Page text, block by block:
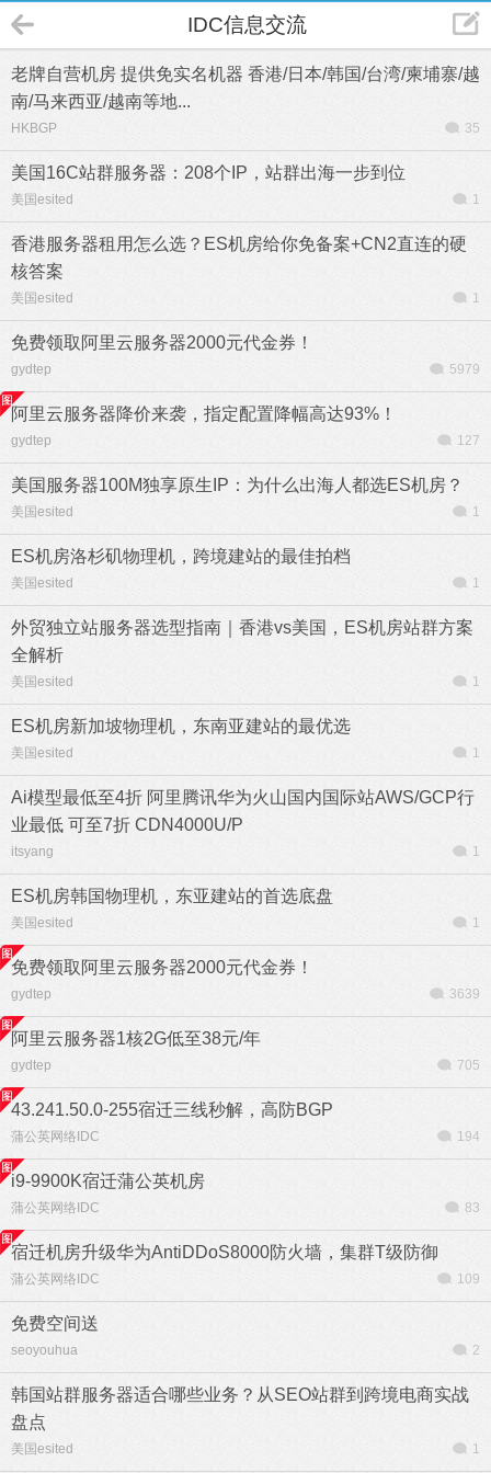
IDC信息交流
老牌自营机房 提供免实名机器 香港/日本/韩国/台湾/柬埔寨/越
南/马来西亚/越南等地...
HKBGP 35
美国16C站群服务器：208个IP，站群出海一步到位
美国esited 1
香港服务器租用怎么选？ES机房给你免备案+CN2直连的硬
核答案
美国esited 1
免费领取阿里云服务器2000元代金券！
gydtep 5979
阿里云服务器降价来袭，指定配置降幅高达93%！
gydtep 127
美国服务器100M独享原生IP：为什么出海人都选ES机房？
美国esited 1
ES机房洛杉矶物理机，跨境建站的最佳拍档
美国esited 1
外贸独立站服务器选型指南｜香港vs美国，ES机房站群方案
全解析
美国esited 1
ES机房新加坡物理机，东南亚建站的最优选
美国esited 1
Ai模型最低至4折 阿里腾讯华为火山国内国际站AWS/GCP行
业最低 可至7折 CDN4000U/P
itsyang 1
ES机房韩国物理机，东亚建站的首选底盘
美国esited 1
免费领取阿里云服务器2000元代金券！
gydtep 3639
阿里云服务器1核2G低至38元/年
gydtep 705
43.241.50.0-255宿迁三线秒解，高防BGP
蒲公英网络IDC 194
i9-9900K宿迁蒲公英机房
蒲公英网络IDC 83
宿迁机房升级华为AntiDDoS8000防火墙，集群T级防御
蒲公英网络IDC 109
免费空间送
seoyouhua 2
韩国站群服务器适合哪些业务？从SEO站群到跨境电商实战
盘点
美国esited 1